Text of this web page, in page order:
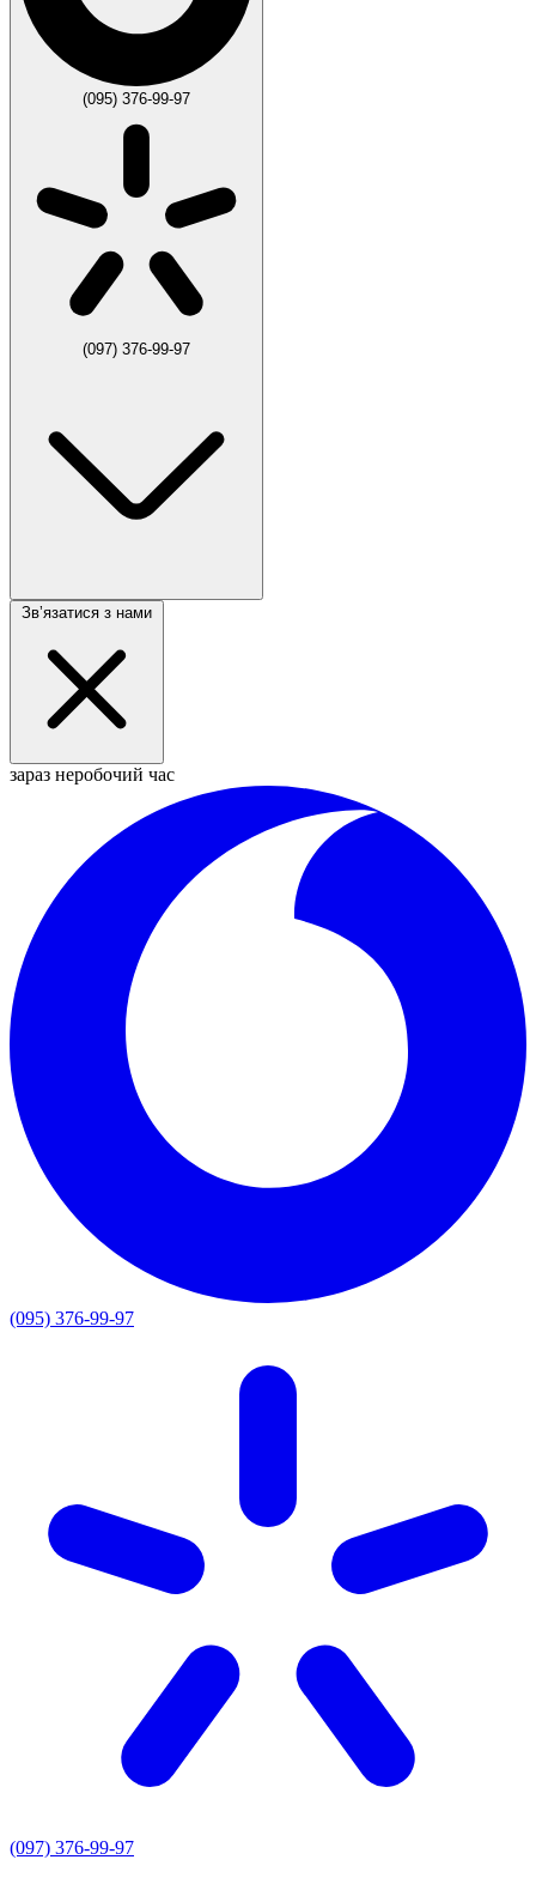
(095) 376-99-97
(097) 376-99-97
Звʼязатися з нами
зараз неробочий час
(095) 376-99-97
(097) 376-99-97